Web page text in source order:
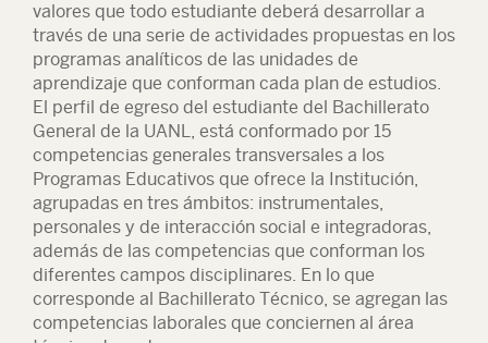
valores que todo estudiante deberá desarrollar a
través de una serie de actividades propuestas en los
programas analíticos de las unidades de
aprendizaje que conforman cada plan de estudios.
El perfil de egreso del estudiante del Bachillerato
General de la UANL, está conformado por 15
competencias generales transversales a los
Programas Educativos que ofrece la Institución,
agrupadas en tres ámbitos: instrumentales,
personales y de interacción social e integradoras,
además de las competencias que conforman los
diferentes campos disciplinares. En lo que
corresponde al Bachillerato Técnico, se agregan las
competencias laborales que conciernen al área